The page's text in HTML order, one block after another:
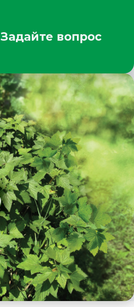
Задайте вопрос